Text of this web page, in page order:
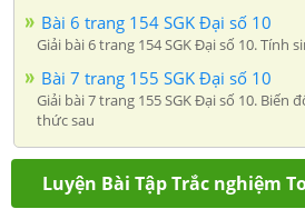
Bài 6 trang 154 SGK Đại số 10
Giải bài 6 trang 154 SGK Đại số 10. Tính
Bài 7 trang 155 SGK Đại số 10
Giải bài 7 trang 155 SGK Đại số 10. Biến
thức sau
Luyện Bài Tập Trắc nghiệm